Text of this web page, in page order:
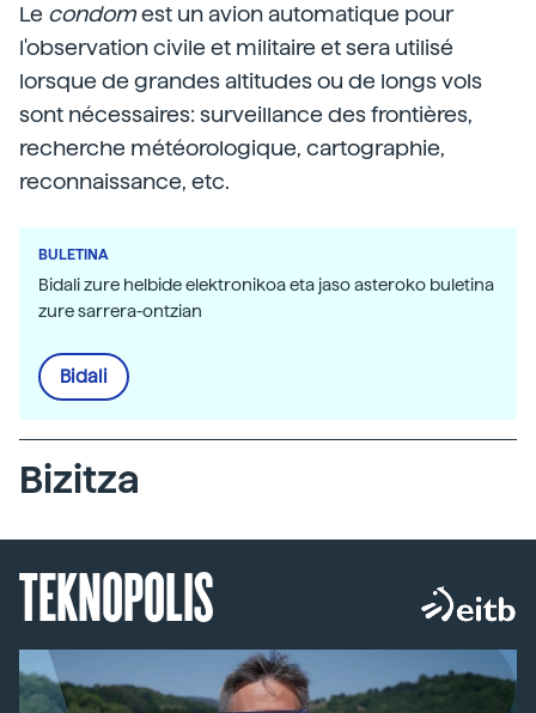
Le condomest un avion automatique pour
l'observation civile et militaire et sera utilisé
lorsque de grandes altitudes ou de longs vols
sont nécessaires: surveillance des frontières,
recherche météorologique, cartographie,
reconnaissance, etc.
BULETINA
Bidali zure helbide elektronikoa eta jaso asteroko buletina
zure sarrera-ontzian
Bidali
Bizitza
TEKNOPOLIS